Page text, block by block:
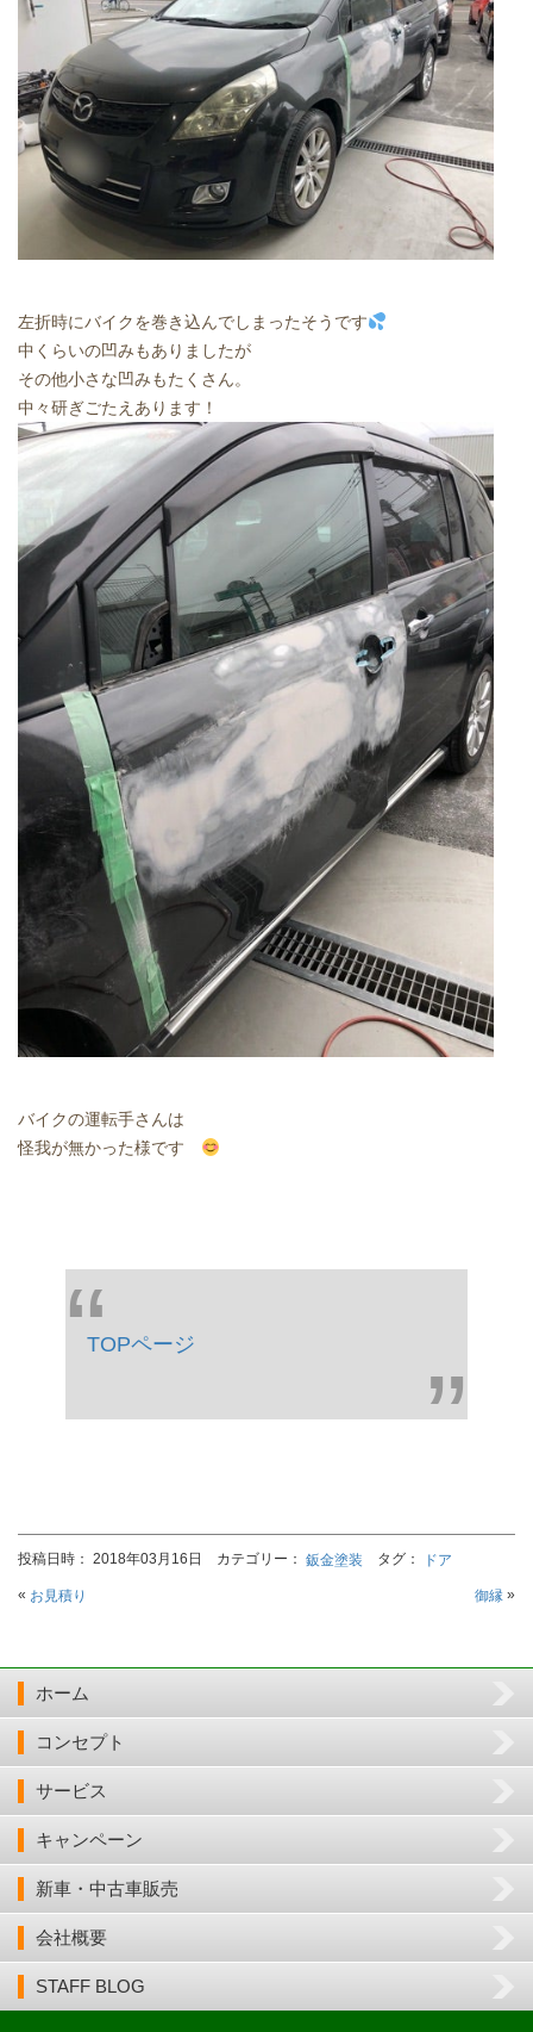
左折時にバイクを巻き込んでしまったそうです
中くらいの凹みもありましたが
その他小さな凹みもたくさん。
中々研ぎごたえあります！
バイクの運転手さんは
怪我が無かった様です
TOPページ
投稿日時： 2018年03月16日 カテゴリー： 鈑金塗装 タグ： ドア
« お見積り 御縁 »
ホーム
コンセプト
サービス
キャンペーン
新車・中古車販売
会社概要
STAFF BLOG